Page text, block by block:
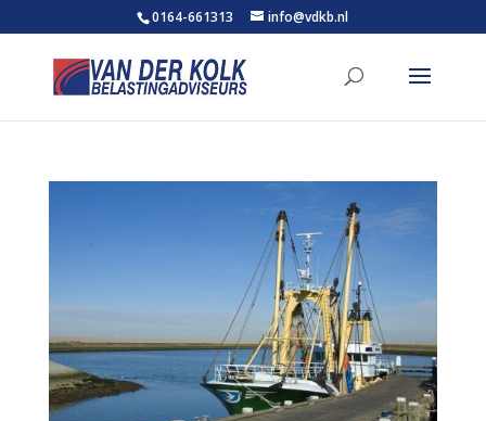
0164-661313 info@vdkb.nl